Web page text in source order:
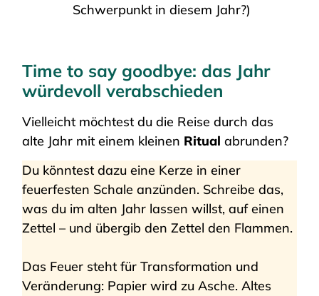
Schwerpunkt in diesem Jahr?)
Time to say goodbye: das Jahr
würdevoll verabschieden
Vielleicht möchtest du die Reise durch das
alte Jahr mit einem kleinen Ritual abrunden?
Du könntest dazu eine Kerze in einer
feuerfesten Schale anzünden. Schreibe das,
was du im alten Jahr lassen willst, auf einen
Zettel – und übergib den Zettel den Flammen.
Das Feuer steht für Transformation und
Veränderung: Papier wird zu Asche. Altes